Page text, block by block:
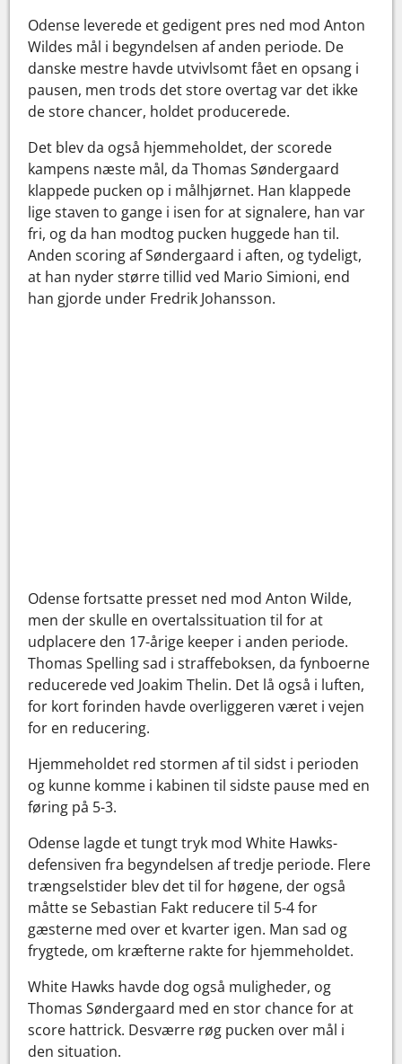
Odense leverede et gedigent pres ned mod Anton
Wildes mål i begyndelsen af anden periode. De
danske mestre havde utvivlsomt fået en opsang i
pausen, men trods det store overtag var det ikke
de store chancer, holdet producerede.
Det blev da også hjemmeholdet, der scorede
kampens næste mål, da Thomas Søndergaard
klappede pucken op i målhjørnet. Han klappede
lige staven to gange i isen for at signalere, han var
fri, og da han modtog pucken huggede han til.
Anden scoring af Søndergaard i aften, og tydeligt,
at han nyder større tillid ved Mario Simioni, end
han gjorde under Fredrik Johansson.
Odense fortsatte presset ned mod Anton Wilde,
men der skulle en overtalssituation til for at
udplacere den 17-årige keeper i anden periode.
Thomas Spelling sad i straffeboksen, da fynboerne
reducerede ved Joakim Thelin. Det lå også i luften,
for kort forinden havde overliggeren været i vejen
for en reducering.
Hjemmeholdet red stormen af til sidst i perioden
og kunne komme i kabinen til sidste pause med en
føring på 5-3.
Odense lagde et tungt tryk mod White Hawks-
defensiven fra begyndelsen af tredje periode. Flere
trængselstider blev det til for høgene, der også
måtte se Sebastian Fakt reducere til 5-4 for
gæsterne med over et kvarter igen. Man sad og
frygtede, om kræfterne rakte for hjemmeholdet.
White Hawks havde dog også muligheder, og
Thomas Søndergaard med en stor chance for at
score hattrick. Desværre røg pucken over mål i
den situation.